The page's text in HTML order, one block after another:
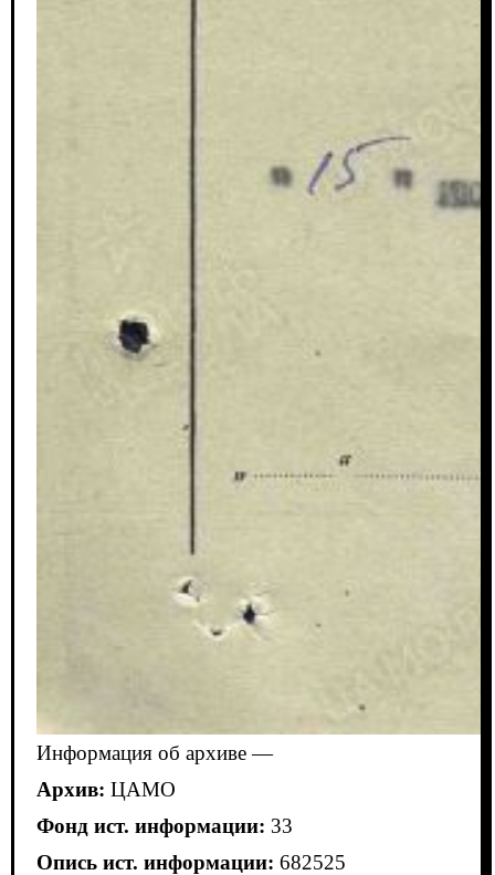
Информация об архиве —
Архив: ЦАМО
Фонд ист. информации: 33
Опись ист. информации: 682525